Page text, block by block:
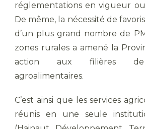
réglementations en vigueur
De même, la nécessité de
d’un plus grand nombre de
zones rurales a amené la
action aux filières de
agroalimentaires.
C’est ainsi que les services
réunis en une seule